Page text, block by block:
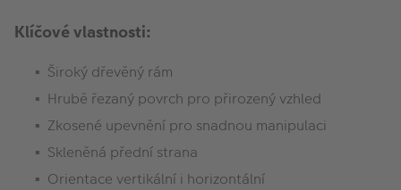
Klíčové vlastnosti:
Široký dřevěný rám
Hrubě řezaný povrch pro přirozený vzhled
Zkosené upevnění pro snadnou manipulaci
Skleněná přední strana
Orientace vertikální i horizontální